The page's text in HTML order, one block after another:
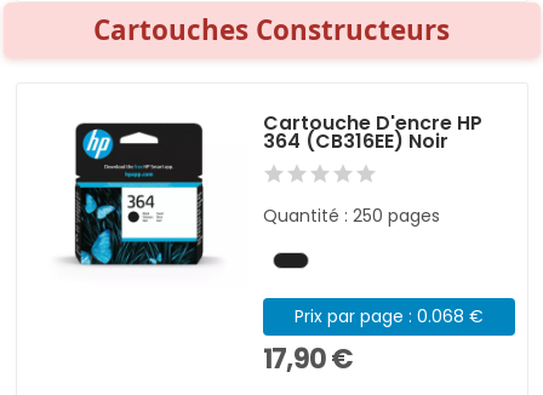
Cartouches Constructeurs
Cartouche D'encre HP
364 (CB316EE) Noir
Quantité : 250 pages
Prix par page : 0.068 €
17,90 €